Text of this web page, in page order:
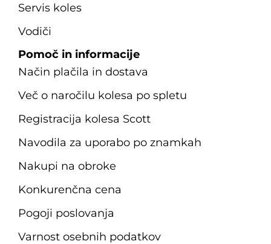
Servis koles
Vodiči
Pomoč in informacije
Način plačila in dostava
Več o naročilu kolesa po spletu
Registracija kolesa Scott
Navodila za uporabo po znamkah
Nakupi na obroke
Konkurenčna cena
Pogoji poslovanja
Varnost osebnih podatkov